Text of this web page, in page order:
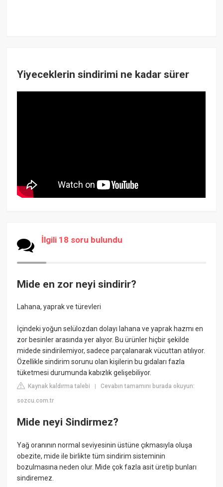
Yiyeceklerin sindirimi ne kadar sürer
İlgili 18 soru bulundu
Mide en zor neyi sindirir?
Lahana, yaprak ve türevleri
İçindeki yoğun selülozdan dolayı lahana ve yaprak hazmı en
zor besinler arasında yer alıyor. Bu ürünler hiçbir şekilde
midede sindirilemiyor, sadece parçalanarak vücuttan atılıyor.
Özellikle sindirim sorunu olan kişilerin bu gıdaları fazla
tüketmesi durumunda kabızlık gelişebiliyor.
Kaynak kaldırma talebi |Cevabın tamamını burada okuyun:
sozcu.com.tr
Mide neyi Sindirmez?
Yağ oranının normal seviyesinin üstüne çıkmasıyla oluşa
obezite, mide ile birlikte tüm sindirim sisteminin
bozulmasına neden olur. Mide çok fazla asit üretip bunları
sindiremez.